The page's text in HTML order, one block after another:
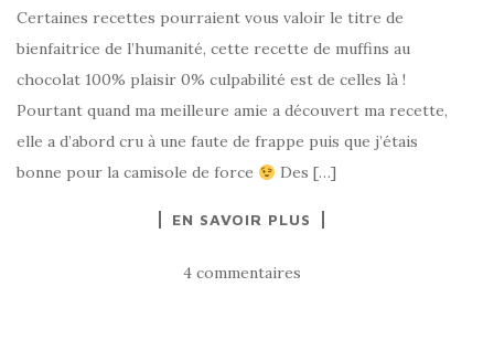
Certaines recettes pourraient vous valoir le titre de
bienfaitrice de l’humanité, cette recette de muffins au
chocolat 100% plaisir 0% culpabilité est de celles là !
Pourtant quand ma meilleure amie a découvert ma recette,
elle a d’abord cru à une faute de frappe puis que j’étais
bonne pour la camisole de force
Des […]
EN SAVOIR PLUS
4 commentaires